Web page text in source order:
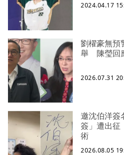
2024.04.17
劉櫂豪無預
舉 陳瑩回
2026.07.31
邀沈伯洋簽
簽」遭出
術
2026.08.05